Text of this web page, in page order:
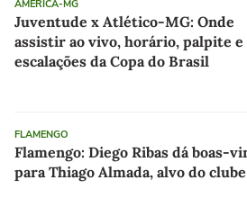
AMÉRICA-MG
Juventude x Atlético-MG: Onde
assistir ao vivo, horário, palpite e
escalações da Copa do Brasil
FLAMENGO
Flamengo: Diego Ribas dá boas-
para Thiago Almada, alvo do clube